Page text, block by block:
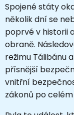
Spojené státy
několik dní se
poprvé v historii
obraně.
režimu Tálibánu
přísnější
vnitřní
zákonů po